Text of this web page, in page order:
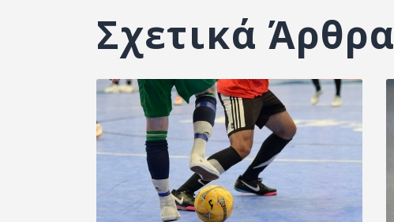
Σχετικά Άρθρα